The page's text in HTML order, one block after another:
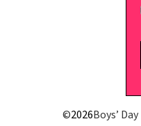
©2026Boys’ Day